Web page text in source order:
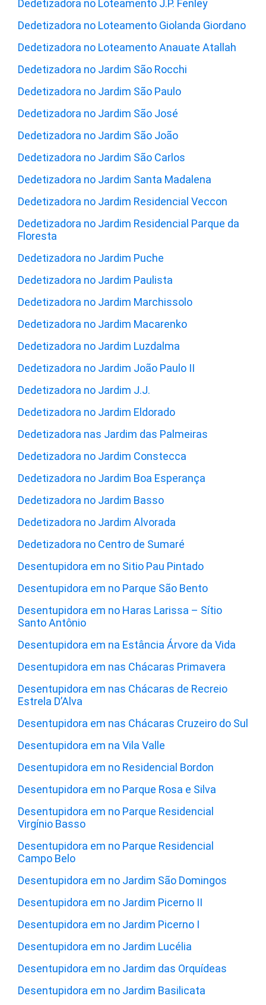
Dedetizadora no Loteamento J.P. Fenley
Dedetizadora no Loteamento Giolanda Giordano
Dedetizadora no Loteamento Anauate Atallah
Dedetizadora no Jardim São Rocchi
Dedetizadora no Jardim São Paulo
Dedetizadora no Jardim São José
Dedetizadora no Jardim São João
Dedetizadora no Jardim São Carlos
Dedetizadora no Jardim Santa Madalena
Dedetizadora no Jardim Residencial Veccon
Dedetizadora no Jardim Residencial Parque da
Floresta
Dedetizadora no Jardim Puche
Dedetizadora no Jardim Paulista
Dedetizadora no Jardim Marchissolo
Dedetizadora no Jardim Macarenko
Dedetizadora no Jardim Luzdalma
Dedetizadora no Jardim João Paulo II
Dedetizadora no Jardim J.J.
Dedetizadora no Jardim Eldorado
Dedetizadora nas Jardim das Palmeiras
Dedetizadora no Jardim Constecca
Dedetizadora no Jardim Boa Esperança
Dedetizadora no Jardim Basso
Dedetizadora no Jardim Alvorada
Dedetizadora no Centro de Sumaré
Desentupidora em no Sitio Pau Pintado
Desentupidora em no Parque São Bento
Desentupidora em no Haras Larissa – Sítio
Santo Antônio
Desentupidora em na Estância Árvore da Vida
Desentupidora em nas Chácaras Primavera
Desentupidora em nas Chácaras de Recreio
Estrela D’Alva
Desentupidora em nas Chácaras Cruzeiro do Sul
Desentupidora em na Vila Valle
Desentupidora em no Residencial Bordon
Desentupidora em no Parque Rosa e Silva
Desentupidora em no Parque Residencial
Virgínio Basso
Desentupidora em no Parque Residencial
Campo Belo
Desentupidora em no Jardim São Domingos
Desentupidora em no Jardim Picerno II
Desentupidora em no Jardim Picerno I
Desentupidora em no Jardim Lucélia
Desentupidora em no Jardim das Orquídeas
Desentupidora em no Jardim Basilicata